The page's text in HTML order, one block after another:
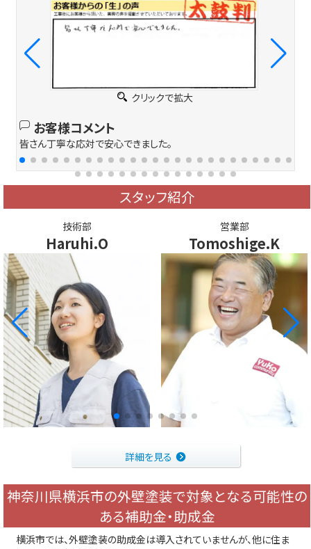
クリックで拡大
お客様コメント
皆さん丁寧な応対で安心できました。
スタッフ紹介
技術部
Haruhi.O
営業部
Tomoshige.K
詳細を見る
神奈川県横浜市の外壁塗装で対象となる可能性の
ある補助金・助成金
横浜市では、外壁塗装の助成金は導入されていませんが、他に住ま